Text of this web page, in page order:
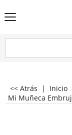
<< Atrás | Inicio
Mi Muñeca